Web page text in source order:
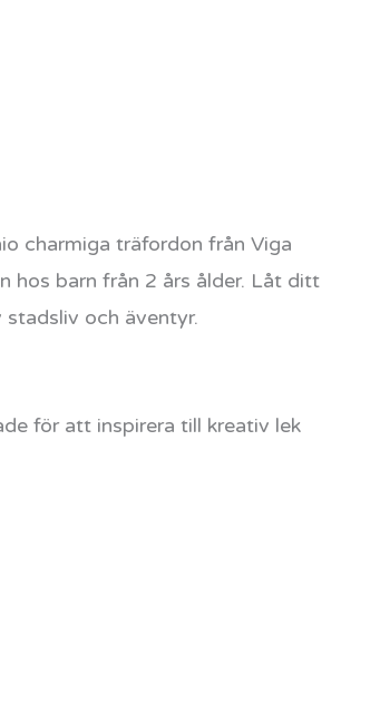
charmiga träfordon från Viga
hos barn från 2 års ålder. Låt ditt
och äventyr.
för att inspirera till kreativ lek